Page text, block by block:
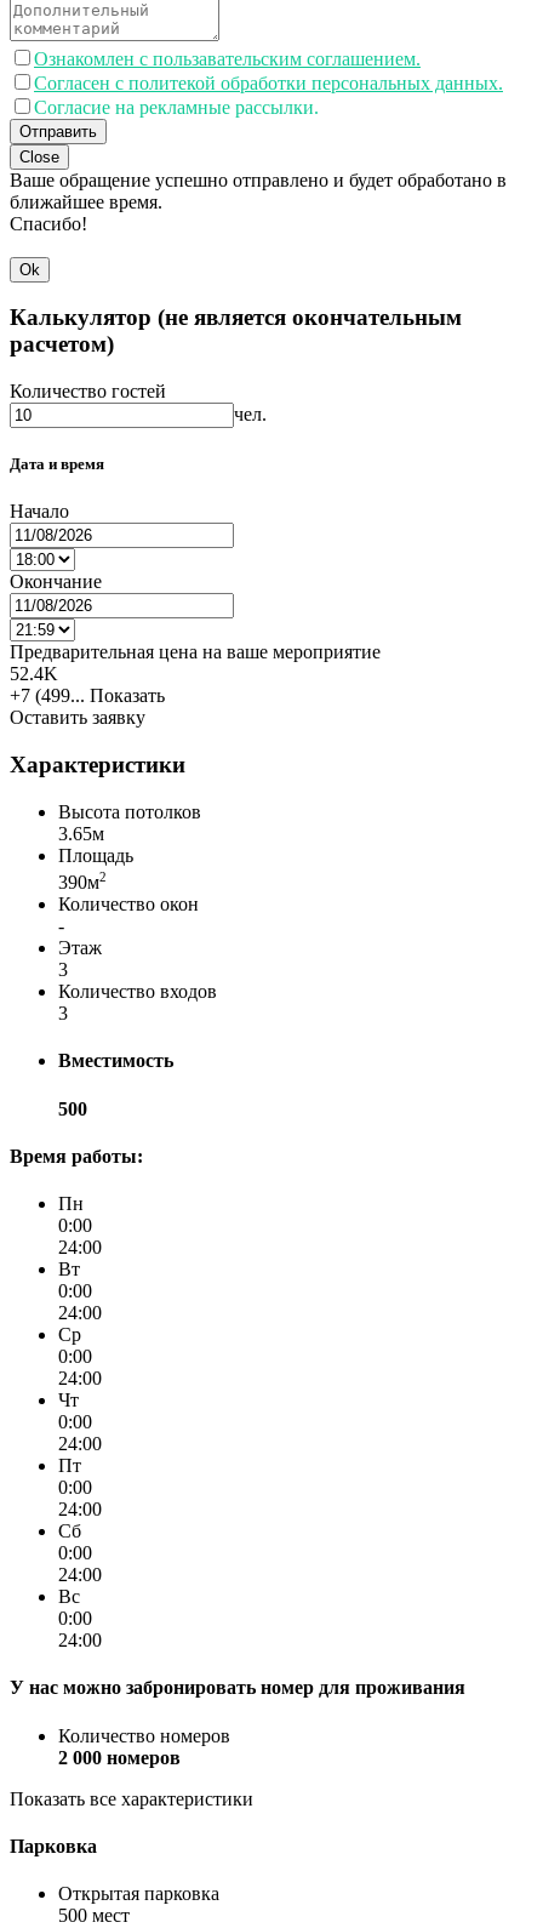
Ознакомлен с пользавательским соглашением.
Согласен с политекой обработки персональных данных.
Согласие на рекламные рассылки.
Отправить
Close
Ваше обращение успешно отправлено и будет обработано в
ближайшее время.
Спасибо!
Ok
Калькулятор (не является окончательным
расчетом)
Количество гостей
чел.
Дата и время
Начало
Окончание
Предварительная цена на ваше мероприятие
52.4K
+7 (499... Показать
Оставить заявку
Характеристики
Высота потолков
3.65м
Площадь
390м2
Количество окон
-
Этаж
3
Количество входов
3
Вместимость
500
Время работы:
Пн
0:00
24:00
Вт
0:00
24:00
Ср
0:00
24:00
Чт
0:00
24:00
Пт
0:00
24:00
Сб
0:00
24:00
Вс
0:00
24:00
У нас можно забронировать номер для проживания
Количество номеров
2 000 номеров
Показать все характеристики
Парковка
Открытая парковка
500 мест